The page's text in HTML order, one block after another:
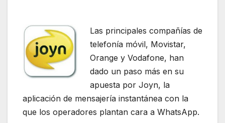
Las principales compañías de
telefonía móvil, Movistar,
Orange y Vodafone, han
dado un paso más en su
apuesta por Joyn, la
aplicación de mensajería instantánea con la
que los operadores plantan cara a WhatsApp.